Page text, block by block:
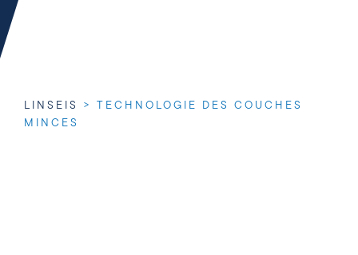
LINSEIS >
TECHNOLOGIE DES COUCHES
MINCES